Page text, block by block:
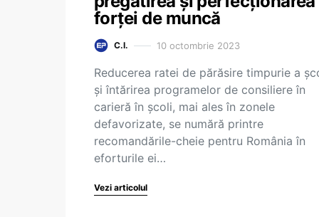
forței de muncă
C.I. 10 octombrie 2023
Reducerea ratei de părăsire timpurie a
și întărirea programelor de consiliere în
carieră în școli, mai ales în zonele
defavorizate, se numără printre
recomandările-cheie pentru România în
eforturile ei…
Vezi articolul